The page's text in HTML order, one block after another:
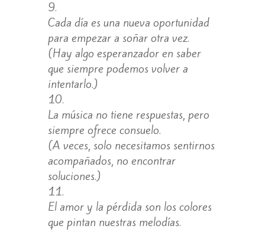
Cada día es una nueva oportunidad
para empezar a soñar otra vez.
(Hay algo esperanzador en saber
que siempre podemos volver a
intentarlo.)
La música no tiene respuestas, pero
siempre ofrece consuelo.
(A veces, solo necesitamos sentirnos
acompañados, no encontrar
soluciones.)
El amor y la pérdida son los colores
que pintan nuestras melodías.